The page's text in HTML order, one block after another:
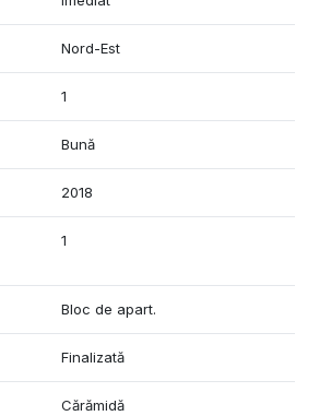
Nord-Est
1
Bună
2018
1
Bloc de apart.
Finalizată
Cărămidă